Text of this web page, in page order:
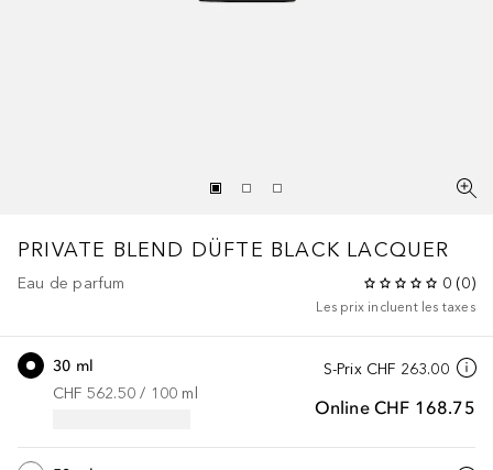
PRIVATE BLEND DÜFTE BLACK LACQUER
Eau de parfum 0 (0)
Les prix incluent les taxes
S-Prix CHF 263.00
Online CHF 168.75
30 ml
CHF 562.50 / 100 ml